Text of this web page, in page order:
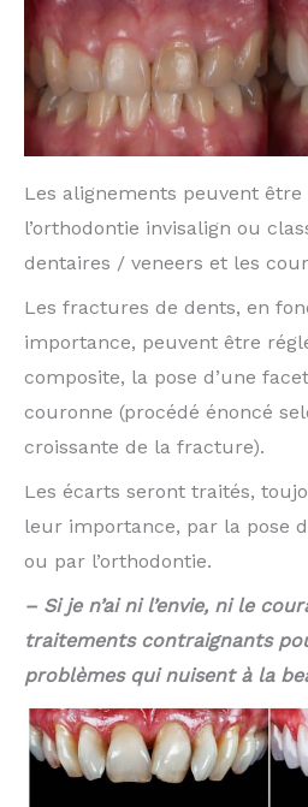
Les alignements peuvent être
l’orthodontie invisalign ou
dentaires / veneers et les
Les fractures de dents, en
importance, peuvent être
composite, la pose d’une
couronne (procédé énoncé
croissante de la fracture).
Les écarts seront traités,
leur importance, par la pose
ou par l’orthodontie.
– Si je n’ai ni l’envie, ni le
traitements contraignants
problèmes qui nuisent à la